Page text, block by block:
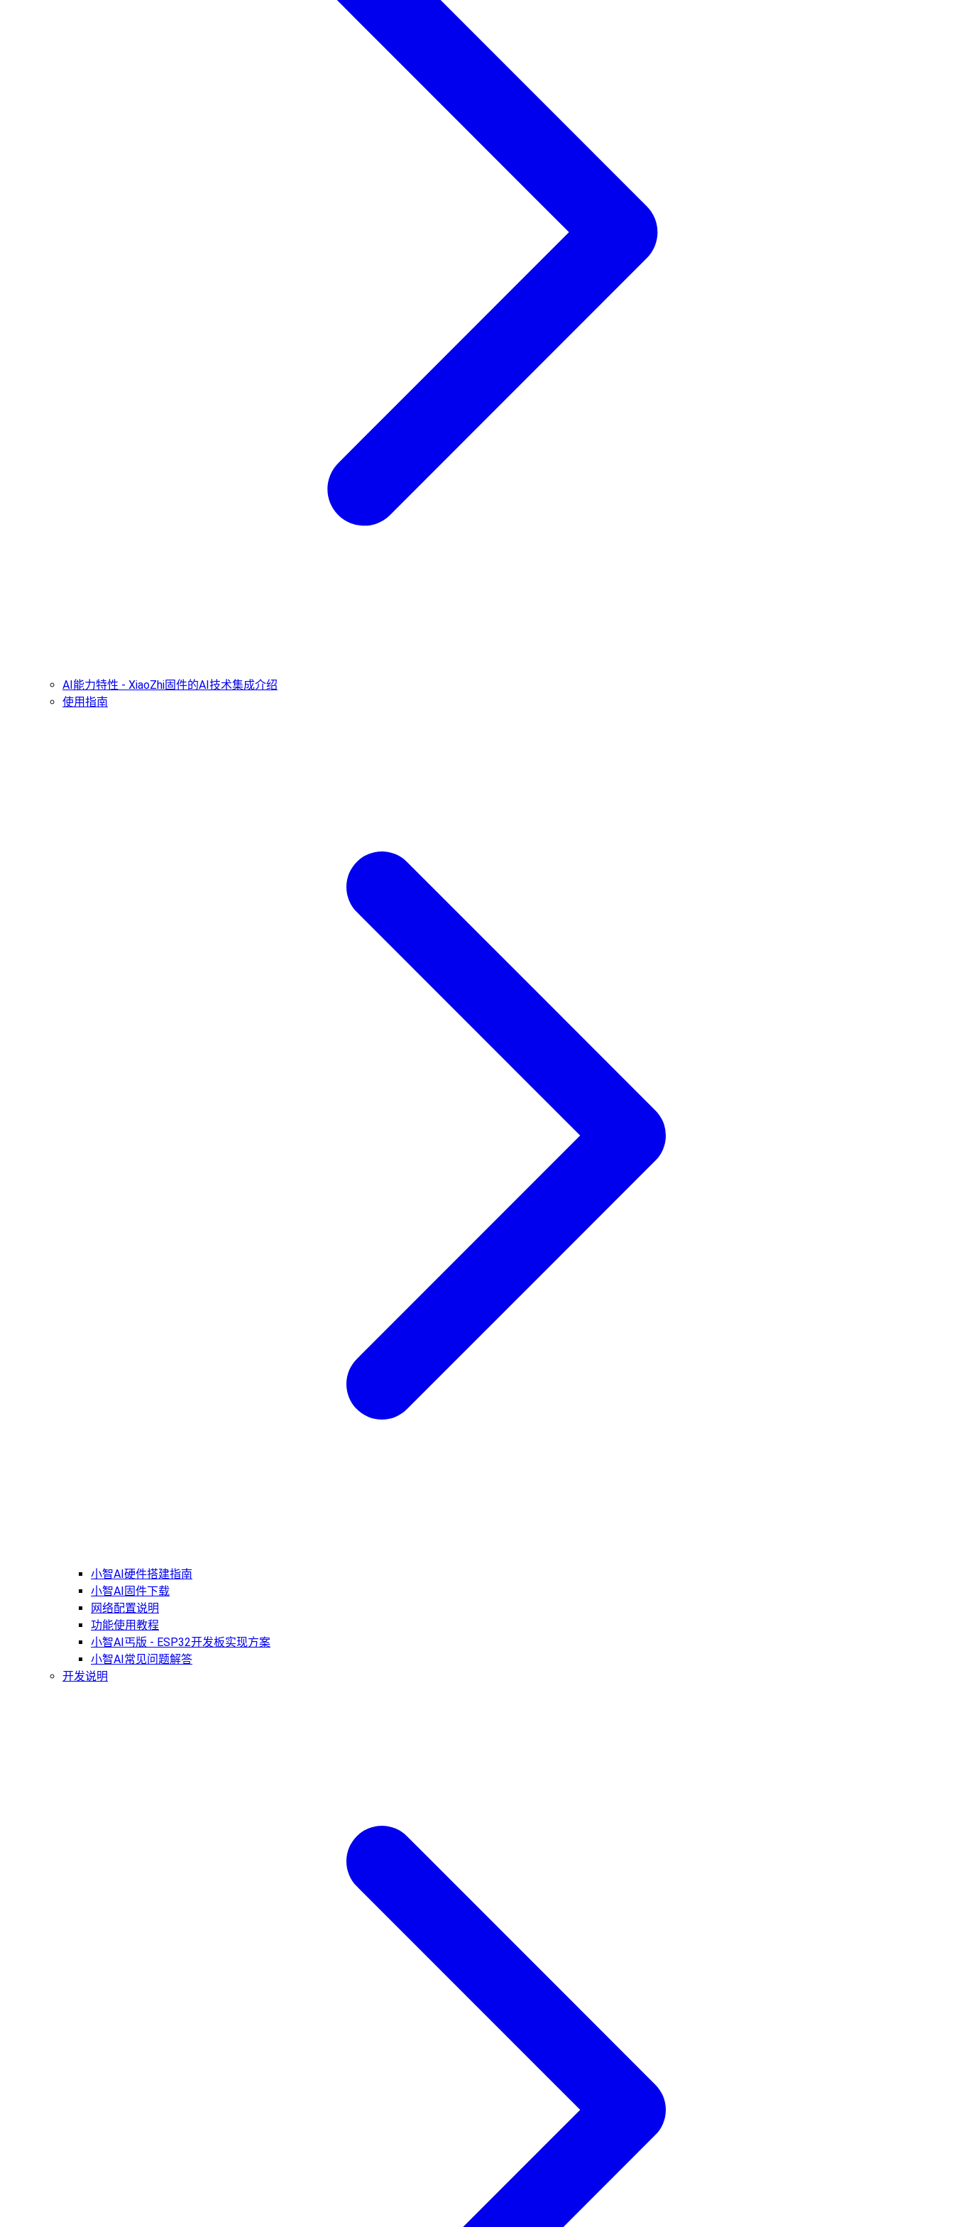
AI能力特性 - XiaoZhi固件的AI技术集成介绍
使用指南
小智AI硬件搭建指南
小智AI固件下载
网络配置说明
功能使用教程
小智AI丐版 - ESP32开发板实现方案
小智AI常见问题解答
开发说明